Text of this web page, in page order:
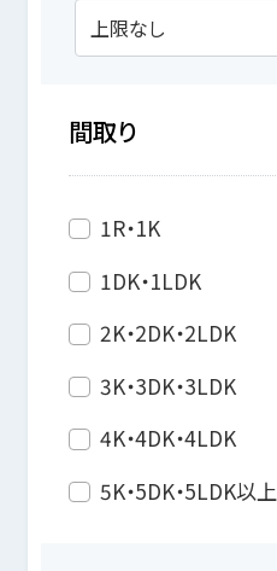
間取り
1R・1K
1DK・1LDK
2K・2DK・2LDK
3K・3DK・3LDK
4K・4DK・4LDK
5K・5DK・5LDK以上